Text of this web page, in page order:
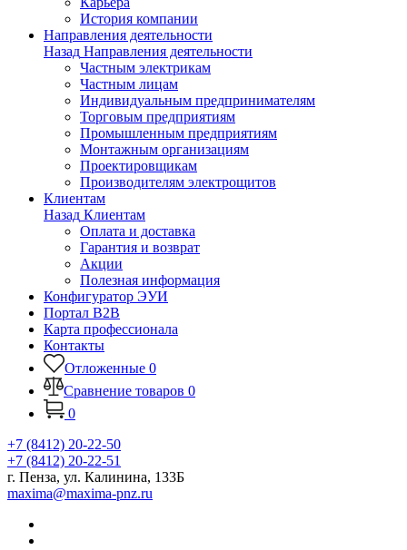
История компании
Направления деятельности
Назад Направления деятельности
Частным электрикам
Частным лицам
Индивидуальным предпринимателям
Торговым предприятиям
Промышленным предприятиям
Монтажным организациям
Проектировщикам
Производителям электрощитов
Клиентам
Назад Клиентам
Оплата и доставка
Гарантия и возврат
Акции
Полезная информация
Конфигуратор ЭУИ
Портал B2B
Карта профессионала
Контакты
Отложенные 0
Сравнение товаров 0
0
+7 (8412) 20-22-50
+7 (8412) 20-22-51
г. Пенза, ул. Калинина, 133Б
maxima@maxima-pnz.ru